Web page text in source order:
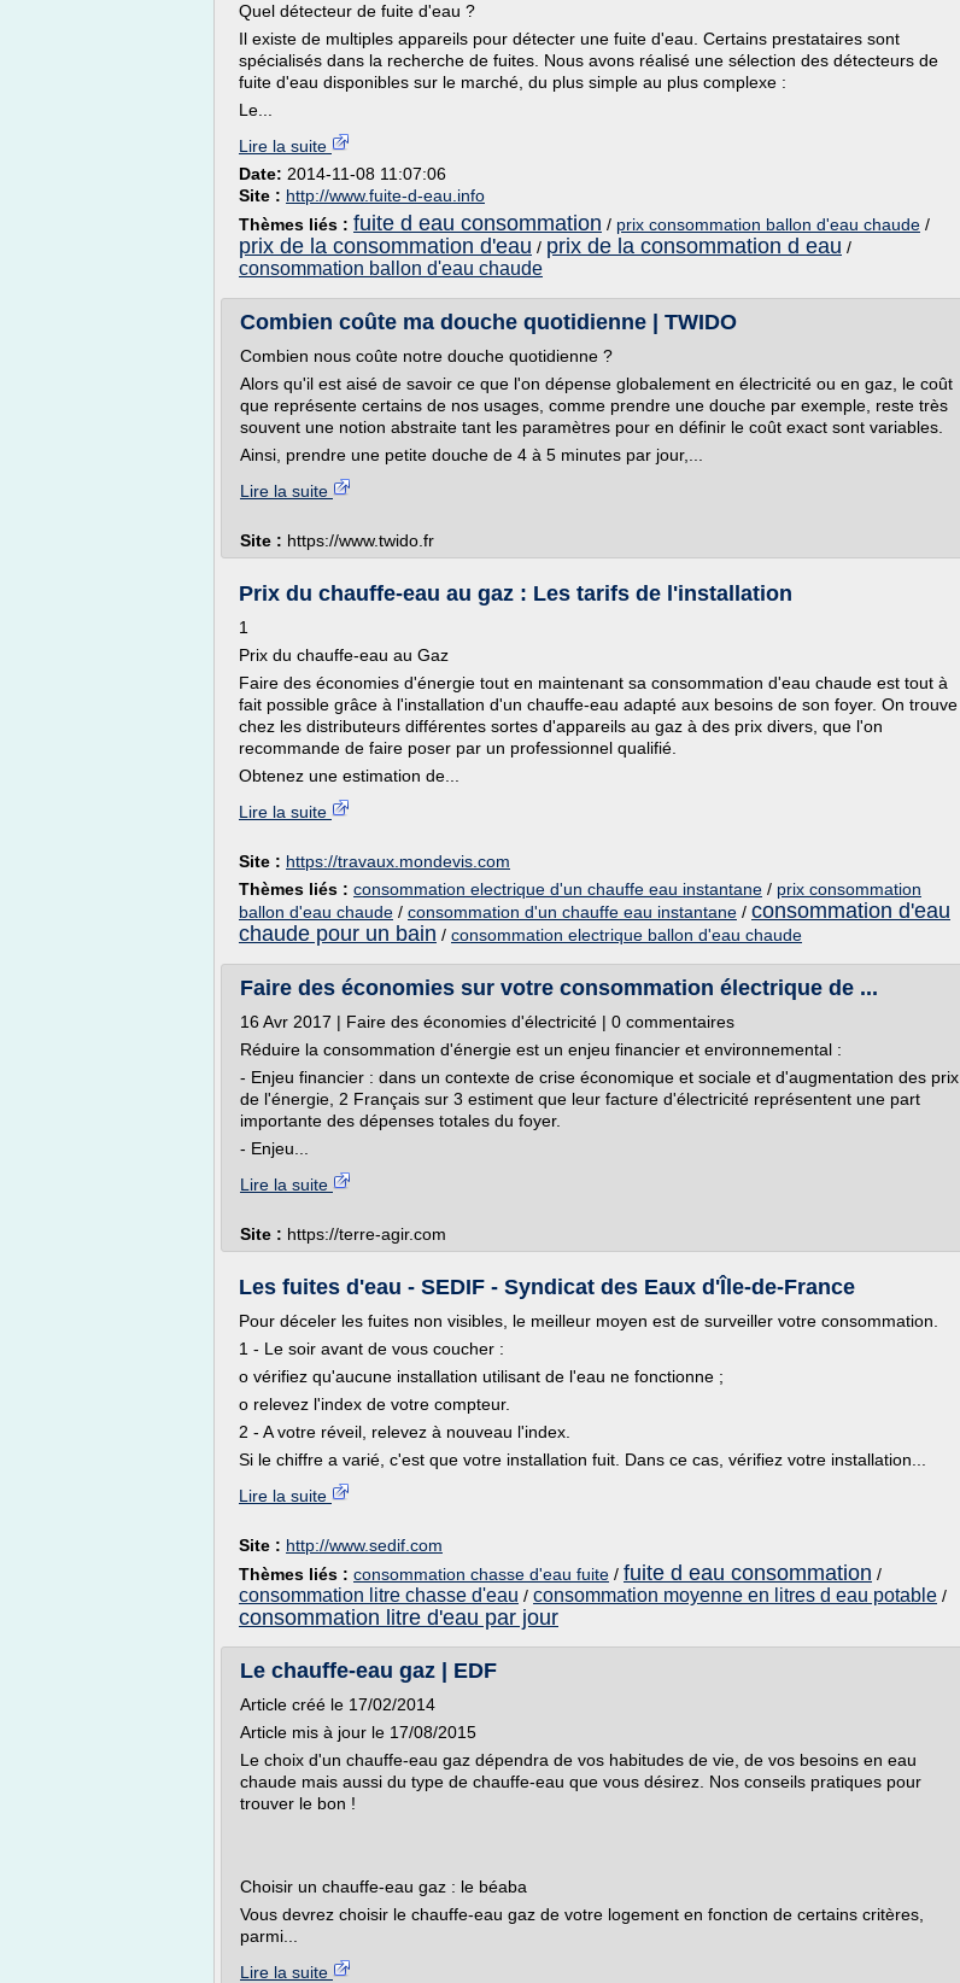
Quel détecteur de fuite d'eau ?
Il existe de multiples appareils pour détecter une fuite d'eau. Certains prestataires sont
spécialisés dans la recherche de fuites. Nous avons réalisé une sélection des détecteurs de
fuite d'eau disponibles sur le marché, du plus simple au plus complexe :
Le...
Lire la suite
Date: 2014-11-08 11:07:06
Site : http://www.fuite-d-eau.info
Thèmes liés : fuite d eau consommation / prix consommation ballon d'eau chaude /
prix de la consommation d'eau / prix de la consommation d eau /
consommation ballon d'eau chaude
Combien coûte ma douche quotidienne | TWIDO
Combien nous coûte notre douche quotidienne ?
Alors qu'il est aisé de savoir ce que l'on dépense globalement en électricité ou en gaz, le coût
que représente certains de nos usages, comme prendre une douche par exemple, reste très
souvent une notion abstraite tant les paramètres pour en définir le coût exact sont variables.
Ainsi, prendre une petite douche de 4 à 5 minutes par jour,...
Lire la suite
Site : https://www.twido.fr
Prix du chauffe-eau au gaz : Les tarifs de l'installation
1
Prix du chauffe-eau au Gaz
Faire des économies d'énergie tout en maintenant sa consommation d'eau chaude est tout à
fait possible grâce à l'installation d'un chauffe-eau adapté aux besoins de son foyer. On trouve
chez les distributeurs différentes sortes d'appareils au gaz à des prix divers, que l'on
recommande de faire poser par un professionnel qualifié.
Obtenez une estimation de...
Lire la suite
Site : https://travaux.mondevis.com
Thèmes liés : consommation electrique d'un chauffe eau instantane / prix consommation
ballon d'eau chaude / consommation d'un chauffe eau instantane / consommation d'eau
chaude pour un bain / consommation electrique ballon d'eau chaude
Faire des économies sur votre consommation électrique de ...
16 Avr 2017 | Faire des économies d'électricité | 0 commentaires
Réduire la consommation d'énergie est un enjeu financier et environnemental :
- Enjeu financier : dans un contexte de crise économique et sociale et d'augmentation des prix
de l'énergie, 2 Français sur 3 estiment que leur facture d'électricité représentent une part
importante des dépenses totales du foyer.
- Enjeu...
Lire la suite
Site : https://terre-agir.com
Les fuites d'eau - SEDIF - Syndicat des Eaux d'Île-de-France
Pour déceler les fuites non visibles, le meilleur moyen est de surveiller votre consommation.
1 - Le soir avant de vous coucher :
o vérifiez qu'aucune installation utilisant de l'eau ne fonctionne ;
o relevez l'index de votre compteur.
2 - A votre réveil, relevez à nouveau l'index.
Si le chiffre a varié, c'est que votre installation fuit. Dans ce cas, vérifiez votre installation...
Lire la suite
Site : http://www.sedif.com
Thèmes liés : consommation chasse d'eau fuite / fuite d eau consommation /
consommation litre chasse d'eau / consommation moyenne en litres d eau potable /
consommation litre d'eau par jour
Le chauffe-eau gaz | EDF
Article créé le 17/02/2014
Article mis à jour le 17/08/2015
Le choix d'un chauffe-eau gaz dépendra de vos habitudes de vie, de vos besoins en eau
chaude mais aussi du type de chauffe-eau que vous désirez. Nos conseils pratiques pour
trouver le bon !
Choisir un chauffe-eau gaz : le béaba
Vous devrez choisir le chauffe-eau gaz de votre logement en fonction de certains critères,
parmi...
Lire la suite